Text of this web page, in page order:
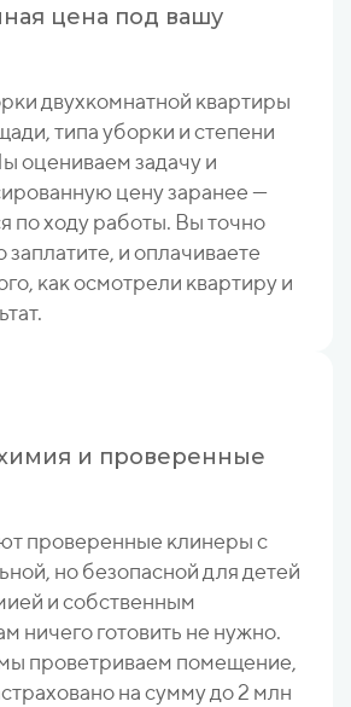
цена под вашу
двухкомнатной квартиры
типа уборки и степени
оцениваем задачу и
цену заранее —
по ходу работы. Вы точно
заплатите, и оплачиваете
как осмотрели квартиру и
и проверенные
проверенные клинеры с
но безопасной для детей
и собственным
ничего готовить не нужно.
проветриваем помещение,
на сумму до 2 млн